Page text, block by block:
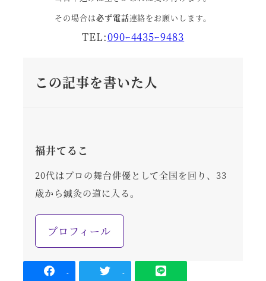
その場合は必ず電話連絡をお願いします。
TEL:090ｰ4435ｰ9483
この記事を書いた人
福井てるこ
20代はプロの舞台俳優として全国を回り、33
歳から鍼灸の道に入る。
プロフィール
- -